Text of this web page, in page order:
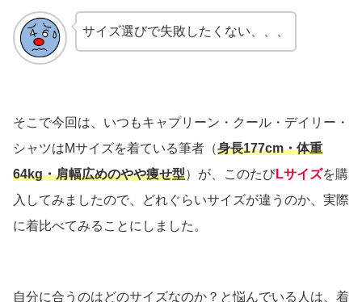
サイズ選びで失敗したくない、、、
そこで今回は、いつもキャプリーン・クール・デイリー・
シャツはMサイズを着ている筆者（身長177cm・体重
64kg・肩幅広めのやや痩せ型）が、このたびLサイズを購
入してみましたので、どれぐらいサイズが違うのか、実際
に着比べてみることにしました。
自分に合うのはどのサイズなのか？と悩んでいる人は、着